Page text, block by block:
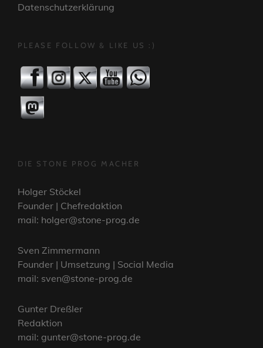
Datenschutzerklärung
PLEASE FOLLOW & LIKE US :)
DIE STONE PROG MACHER
Holger Stöckel
Founder | Chefredaktion
mail: holger@stone-prog.de
Sven Zimmermann
Founder | Umsetzung | Social Media
mail: sven@stone-prog.de
Gunter Dreßler
Redaktion
mail: gunter@stone-prog.de